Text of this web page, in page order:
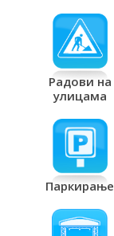
Радови на
улицама
Паркирање